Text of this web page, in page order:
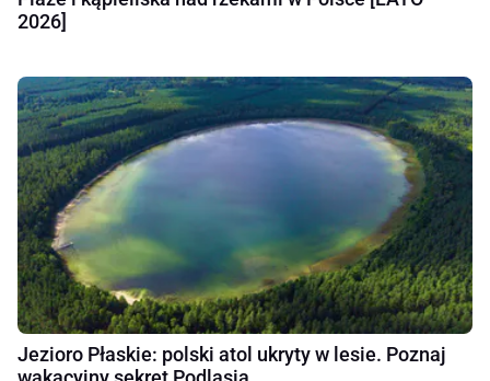
2026]
Jezioro Płaskie: polski atol ukryty w lesie. Poznaj